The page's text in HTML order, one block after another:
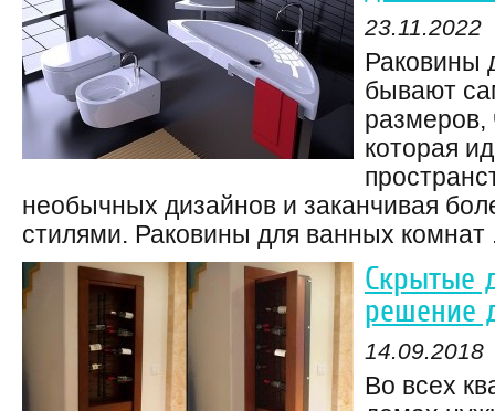
23.11.2022
Раковины
бывают
размеров,
которая
необычных дизайнов и заканчивая
стилями. Раковины для ванных комнат
Скрытые
решение
14.09.2018
Во всех